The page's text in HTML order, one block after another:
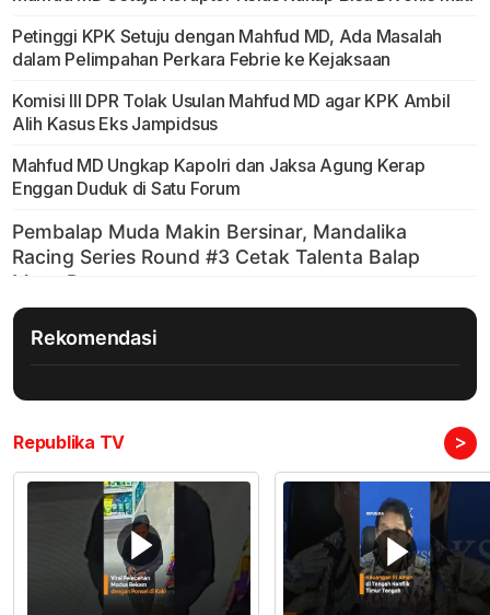
Petinggi KPK Setuju dengan Mahfud MD, Ada Masalah
dalam Pelimpahan Perkara Febrie ke Kejaksaan
Komisi III DPR Tolak Usulan Mahfud MD agar KPK Ambil
Alih Kasus Eks Jampidsus
Mahfud MD Ungkap Kapolri dan Jaksa Agung Kerap
Enggan Duduk di Satu Forum
Rekomendasi
Republika TV >